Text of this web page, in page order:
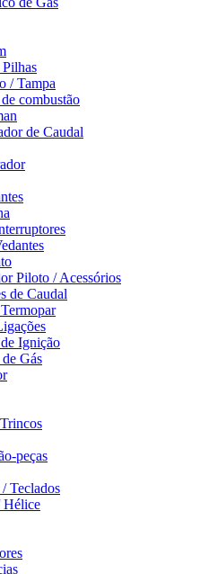
/ Tampa
combustão
de Caudal
Piloto / Acessórios
de Caudal
Ignição
Gás
peças
Teclados
Hélice